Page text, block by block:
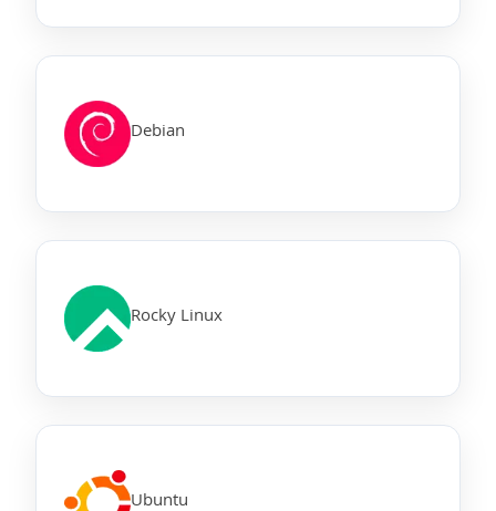
Debian
Rocky Linux
Ubuntu